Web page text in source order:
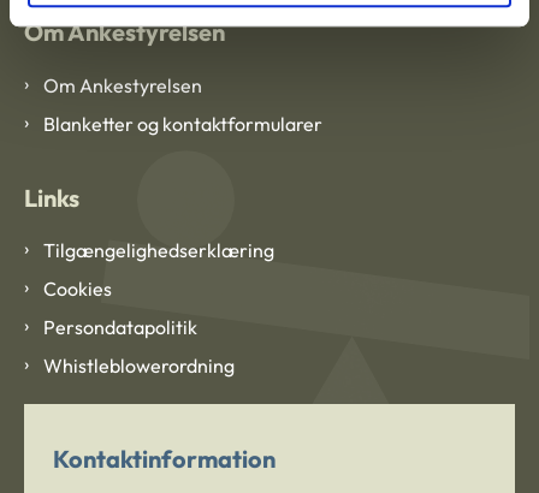
Om Ankestyrelsen
Om Ankestyrelsen
Blanketter og kontaktformularer
Links
Tilgængelighedserklæring
Cookies
Persondatapolitik
Whistleblowerordning
Kontaktinformation